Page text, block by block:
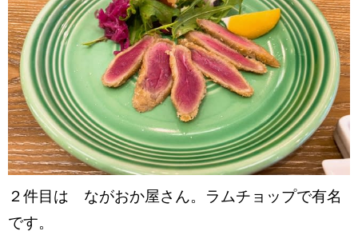
２件目は ながおか屋さん。ラムチョップで有名
です。